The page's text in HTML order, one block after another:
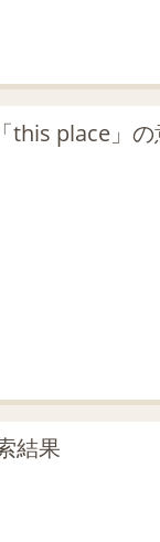
this place」の
結果